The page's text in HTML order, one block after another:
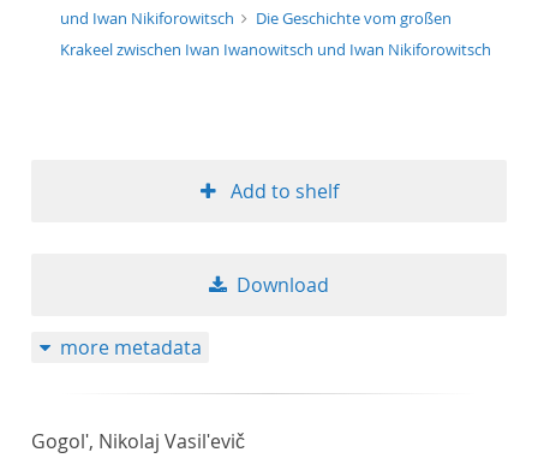
und Iwan Nikiforowitsch
Die Geschichte vom großen
Krakeel zwischen Iwan Iwanowitsch und Iwan Nikiforowitsch
Add to shelf
Download
more metadata
Gogolʹ, Nikolaj Vasilʹevič